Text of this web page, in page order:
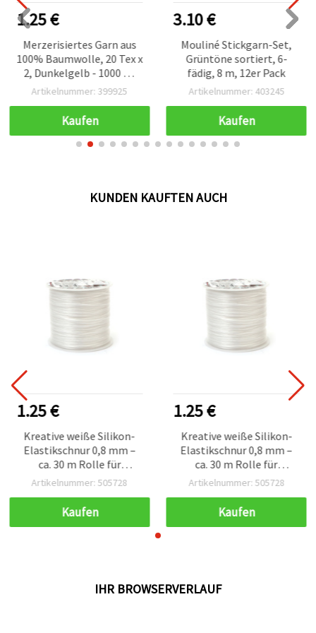
1.25 €
Merzerisiertes Garn aus
100% Baumwolle, 20 Tex x
2, Dunkelgelb - 1000 m,
für Nähen, Häkeln &
Artikelnummer: 399925
Kaufen
3.10 €
Mouliné Stickgarn-Set,
Grüntöne sortiert, 6-
fädig, 8 m, 12er Pack
Artikelnummer: 403245
Kaufen
KUNDEN KAUFTEN AUCH
1.25 €
Kreative weiße Silikon-
Elastikschnur 0,8 mm –
ca. 30 m Rolle für
Schmuckherstellung,
Bastelprojekte
Artikelnummer: 505728
Kaufen
1.25 €
Kreative weiße Silikon-
Elastikschnur 0,8 mm –
ca. 30 m Rolle für
Schmuckherstellung,
Bastelprojekte
Artikelnummer: 505728
Kaufen
IHR BROWSERVERLAUF